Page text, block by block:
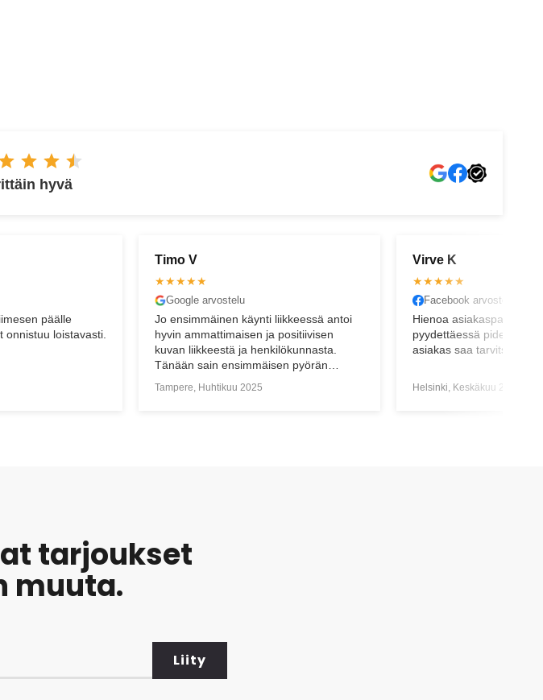
hyvä
päälle
onnistuu loistavasti.
Timo V
★★★★★
Google arvostelu
Jo ensimmäinen käynti liikkeessä antoi
hyvin ammattimaisen ja positiivisen
kuvan liikkeestä ja henkilökunnasta.
Tänään sain ensimmäisen pyörän
tuotteeseen. Kaikki meni oikein mainiosti.
Tampere, Huhtikuu 2025
Virve K
★★★★★
Facebook arvostelu
Hienoa asiakaspalvelua.
pyydettäessä pidetään
asiakas saa
Helsinki, Keskäkuu 2021
tarjoukset
muuta.
Liity